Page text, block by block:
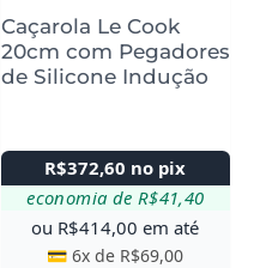
Caçarola Le Cook
20cm com Pegadores
de Silicone Indução
R$372,60 no pix
economia de R$41,40
ou R$414,00 em até
💳 6x de R$69,00